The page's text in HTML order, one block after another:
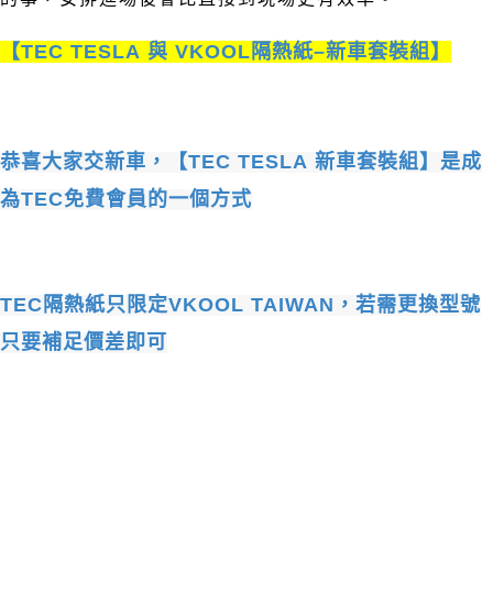
【TEC TESLA 與 VKOOL 隔熱紙–新車套裝組】
恭喜大家交新車，【TEC TESLA 新車套裝組】是成
為TEC免費會員的一個方式
TEC 隔熱紙只限定VKOOL TAIWAN ，若需更換型號
只要補足價差即可